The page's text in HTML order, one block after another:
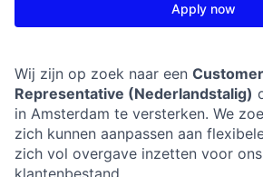
Apply now
Wij zijn op zoek naar een
Representative (Nederlandstalig)
in Amsterdam te versterken. We
zich kunnen aanpassen aan
zich vol overgave inzetten voor
klantenbestand.